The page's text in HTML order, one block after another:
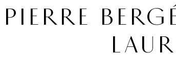
PIERRE